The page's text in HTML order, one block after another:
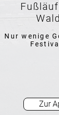
Nur wenige
Zur